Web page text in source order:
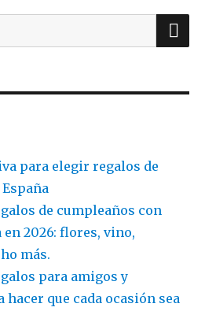
para elegir regalos de
de cumpleaños con
en 2026: flores, vino,
más.
para amigos y
que cada ocasión sea